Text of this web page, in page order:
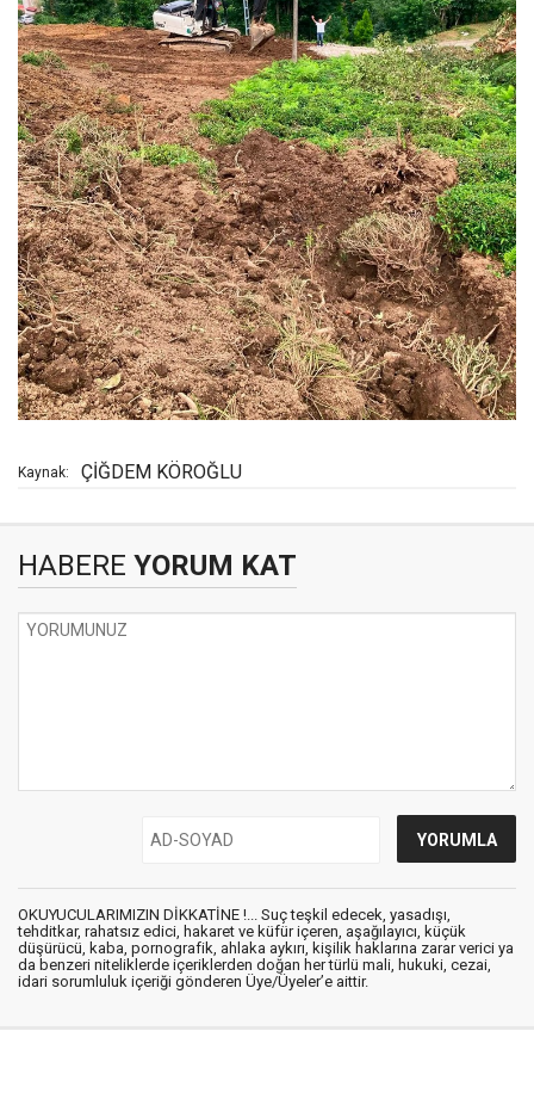
Kaynak: ÇİĞDEM KÖROĞLU
HABERE YORUM KAT
OKUYUCULARIMIZIN DİKKATİNE !... Suç teşkil edecek, yasadışı,
tehditkar, rahatsız edici, hakaret ve küfür içeren, aşağılayıcı, küçük
düşürücü, kaba, pornografik, ahlaka aykırı, kişilik haklarına zarar verici ya
da benzeri niteliklerde içeriklerden doğan her türlü mali, hukuki, cezai,
idari sorumluluk içeriği gönderen Üye/Üyeler’e aittir.